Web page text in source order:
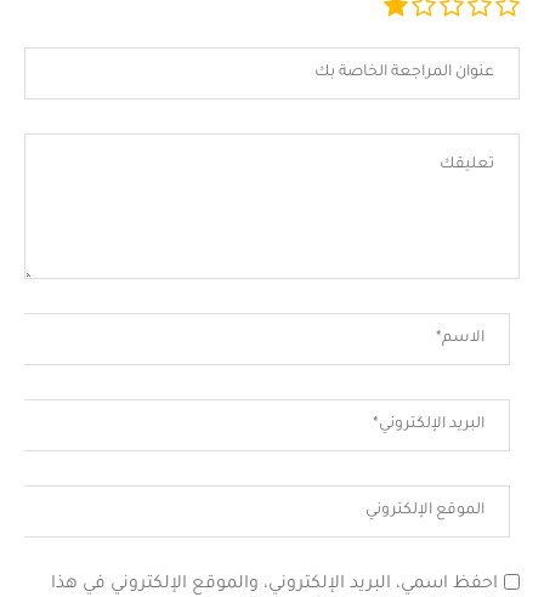
احفظ اسمي، البريد الإلكتروني، والموقع الإلكتروني في هذا